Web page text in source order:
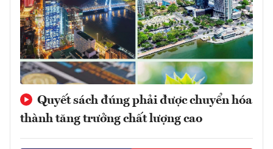
Quyết sách đúng phải được chuyển hóa
thành tăng trưởng chất lượng cao